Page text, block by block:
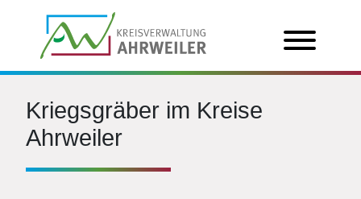
Kriegsgräber im Kreise
Ahrweiler